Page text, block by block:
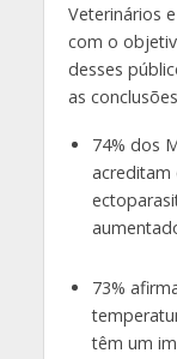
Veterinários
com o
desses
as
74% dos
acreditam
73%
têm um